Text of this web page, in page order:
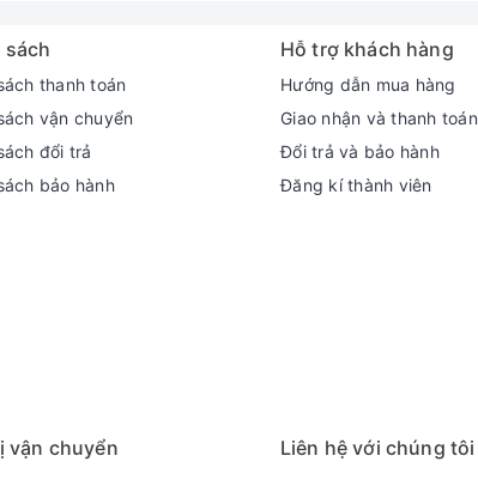
sách
thanh toán
vận chuyển
đổi trả
bảo hành
Hỗ trợ khách hàng
Hướng dẫn mua hàng
Giao nhận và thanh toán
Đổi trả và bảo hành
Đăng kí thành viên
vận chuyển Liên hệ với chúng tôi